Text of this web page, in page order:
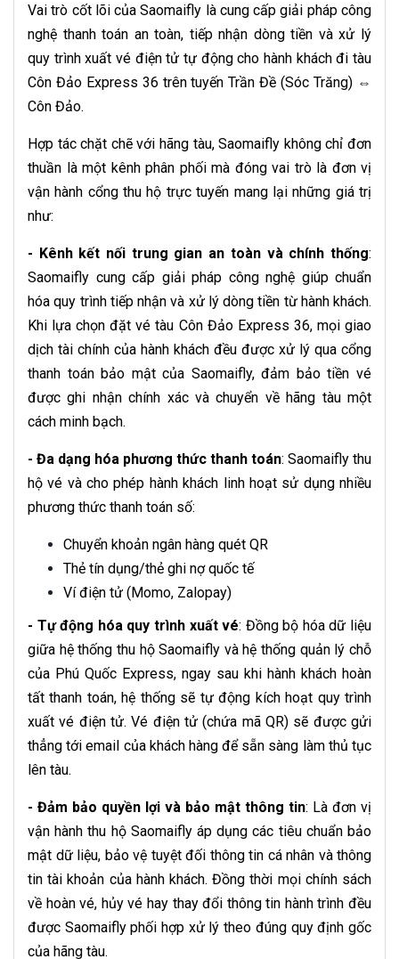
Vai trò cốt lõi của Saomaifly là cung cấp giải pháp công
nghệ thanh toán an toàn, tiếp nhận dòng tiền và xử lý
quy trình xuất vé điện tử tự động cho hành khách đi tàu
Côn Đảo Express 36 trên tuyến Trần Đề (Sóc Trăng) ⇔
Côn Đảo.
Hợp tác chặt chẽ với hãng tàu, Saomaifly không chỉ đơn
thuần là một kênh phân phối mà đóng vai trò là đơn vị
vận hành cổng thu hộ trực tuyến mang lại những giá trị
như:
- Kênh kết nối trung gian an toàn và chính thống:
Saomaifly cung cấp giải pháp công nghệ giúp chuẩn
hóa quy trình tiếp nhận và xử lý dòng tiền từ hành khách.
Khi lựa chọn đặt vé tàu Côn Đảo Express 36, mọi giao
dịch tài chính của hành khách đều được xử lý qua cổng
thanh toán bảo mật của Saomaifly, đảm bảo tiền vé
được ghi nhận chính xác và chuyển về hãng tàu một
cách minh bạch.
- Đa dạng hóa phương thức thanh toán: Saomaifly thu
hộ vé và cho phép hành khách linh hoạt sử dụng nhiều
phương thức thanh toán số:
Chuyển khoản ngân hàng quét QR
Thẻ tín dụng/thẻ ghi nợ quốc tế
Ví điện tử (Momo, Zalopay)
- Tự động hóa quy trình xuất vé: Đồng bộ hóa dữ liệu
giữa hệ thống thu hộ Saomaifly và hệ thống quản lý chỗ
của Phú Quốc Express, ngay sau khi hành khách hoàn
tất thanh toán, hệ thống sẽ tự động kích hoạt quy trình
xuất vé điện tử. Vé điện tử (chứa mã QR) sẽ được gửi
thẳng tới email của khách hàng để sẵn sàng làm thủ tục
lên tàu.
- Đảm bảo quyền lợi và bảo mật thông tin: Là đơn vị
vận hành thu hộ Saomaifly áp dụng các tiêu chuẩn bảo
mật dữ liệu, bảo vệ tuyệt đối thông tin cá nhân và thông
tin tài khoản của hành khách. Đồng thời mọi chính sách
về hoàn vé, hủy vé hay thay đổi thông tin hành trình đều
được Saomaifly phối hợp xử lý theo đúng quy định gốc
của hãng tàu.